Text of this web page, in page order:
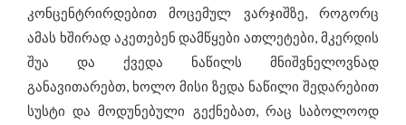
კონცენტრირდებით მოცემულ ვარჯიშზე, როგორც
ამას ხშირად აკეთებენ დამწყები ათლეტები, მკერდის
შუა და ქვედა ნაწილს მნიშვნელოვნად
განავითარებთ, ხოლო მისი ზედა ნაწილი შედარებით
სუსტი და მოდუნებული გექნებათ, რაც საბოლოოდ